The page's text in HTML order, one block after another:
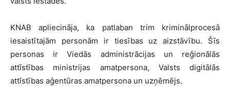
KNAB apliecināja, ka patlaban trim kriminālprocesā
iesaistītajām personām ir tiesības uz aizstāvību. Šīs
personas ir Viedās administrācijas un reģionālās
attīstības ministrijas amatpersona, Valsts digitālās
attīstības aģentūras amatpersona un uzņēmējs.